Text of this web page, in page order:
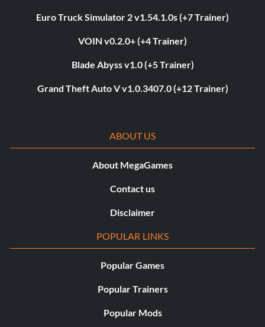
Euro Truck Simulator 2 v1.54.1.0s (+7 Trainer)
VOIN v0.2.0+ (+4 Trainer)
Blade Abyss v1.0 (+5 Trainer)
Grand Theft Auto V v1.0.3407.0 (+12 Trainer)
ABOUT US
About MegaGames
Contact us
Disclaimer
POPULAR LINKS
Popular Games
Popular Trainers
Popular Mods